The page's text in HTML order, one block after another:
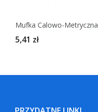
Mufka Calowo-Metryczna
5,41 zł